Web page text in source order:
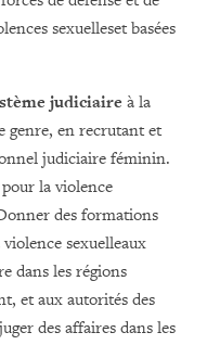
sexuelleset basées
judiciaire à la
genre, en recrutant et
judiciaire féminin.
pour la violence
des formations
sexuelleaux
dans les régions
et aux autorités des
des affaires dans les